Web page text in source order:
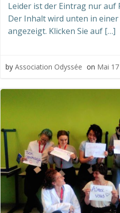
Leider ist der Eintrag nur auf
Der Inhalt wird unten in
angezeigt. Klicken Sie auf […]
by Association Odyssée on Mai 17